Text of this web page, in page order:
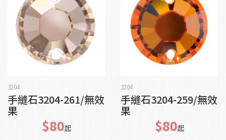
3204
手縫石3204-261/無效
果
$80起
3204
手縫石3204-259/無效
果
$80起